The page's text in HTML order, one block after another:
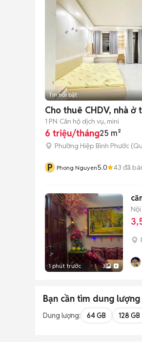
Tin nổi bật
Cho thuê CHDV, nhà ở
1 PN Căn hộ dịch vụ, mini
6 triệu/tháng25 m²
Phường Hiệp Bình Phước
P Phong Nguyen5.0 43 đã
1 phút trước 3
Bạn cần tìm dung lượng
Dung lượng: 64 GB 128 GB